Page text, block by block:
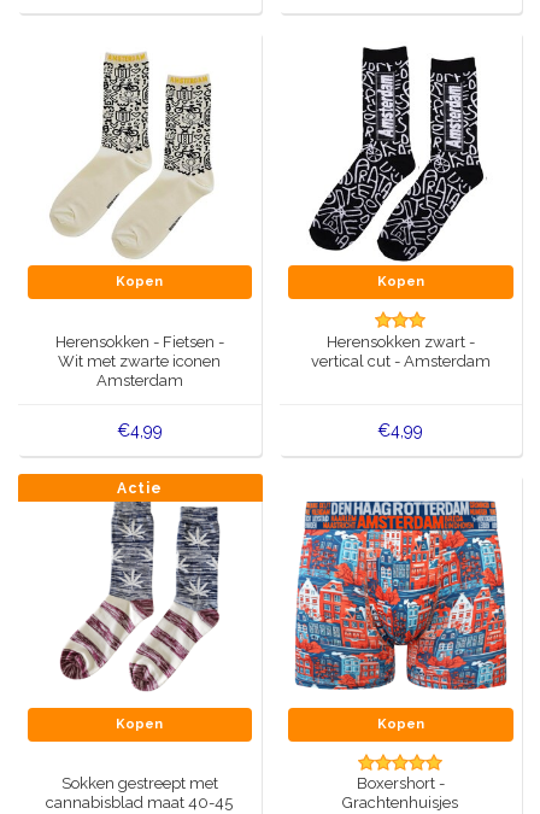
Kopen
Herensokken - Fietsen -
Wit met zwarte iconen
Amsterdam
€4,99
Kopen
Herensokken zwart -
vertical cut - Amsterdam
€4,99
Actie
Kopen
Sokken gestreept met
cannabisblad maat 40-45
Kopen
Boxershort -
Grachtenhuisjes